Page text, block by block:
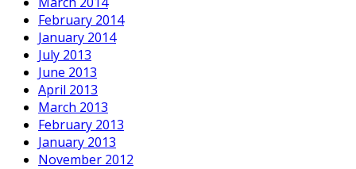
February 2014
January 2014
July 2013
June 2013
April 2013
March 2013
February 2013
January 2013
November 2012